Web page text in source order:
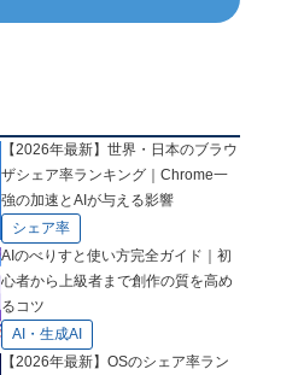
【2026年最新】世界・日本のブラウ
ザシェア率ランキング｜Chrome一
強の加速とAIが与える影響
シェア率
AIのべりすと使い方完全ガイド｜初
心者から上級者まで創作の質を高め
るコツ
AI・生成AI
【2026年最新】OSのシェア率ラン